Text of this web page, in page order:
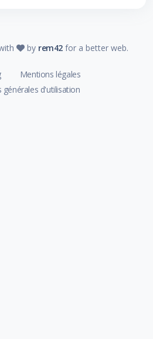
by rem42 for a better web.
Mentions légales
générales d'utilisation